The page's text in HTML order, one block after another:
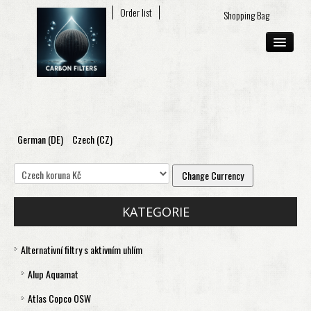
Shopping Bag
My account Order list
ABOUT US
E-SHOP
German (DE) Czech (CZ)
KATEGORIE
Alternativní filtry s aktivním uhlím
Alup Aquamat
Aquamat 120
Atlas Copco OSW